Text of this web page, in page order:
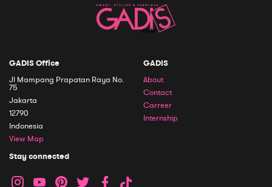
GADIS Office
Jl Mampang Prapatan Raya No.
75
Jakarta
12790
Indonesia
View Map
GADIS
About
Contact
Carreer
Internship
Stay connected